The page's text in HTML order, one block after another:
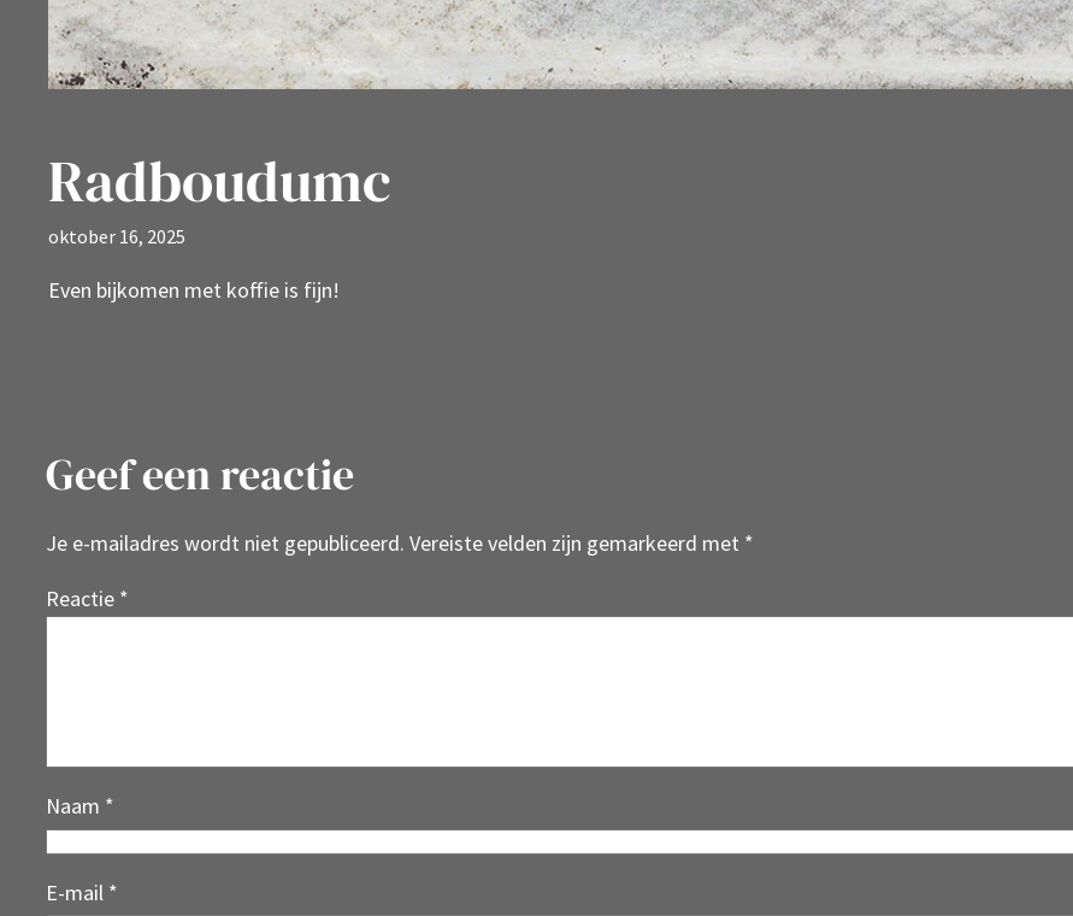
Radboudumc
oktober 16, 2025
Even bijkomen met koffie is fijn!
Geef een reactie
Je e-mailadres wordt niet gepubliceerd. Vereiste velden zijn gemarkeerd met *
Reactie *
Naam *
E-mail *